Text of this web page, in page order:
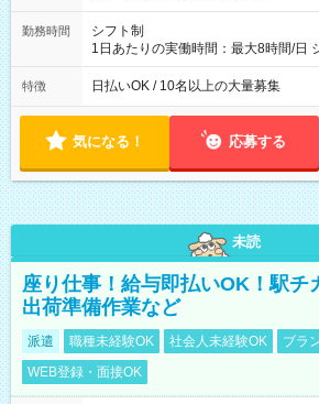
勤務時間
シフト制
1日あたりの実働時間：最大8時間/日
特徴 日払いOK / 10名以上の大量募集
気になる！ 応募する
未読
座り仕事！給与即払いOK！駅チ
出荷準備作業など
派遣 職種未経験OK 社会人未経験OK
ブラ
WEB登録・面接OK